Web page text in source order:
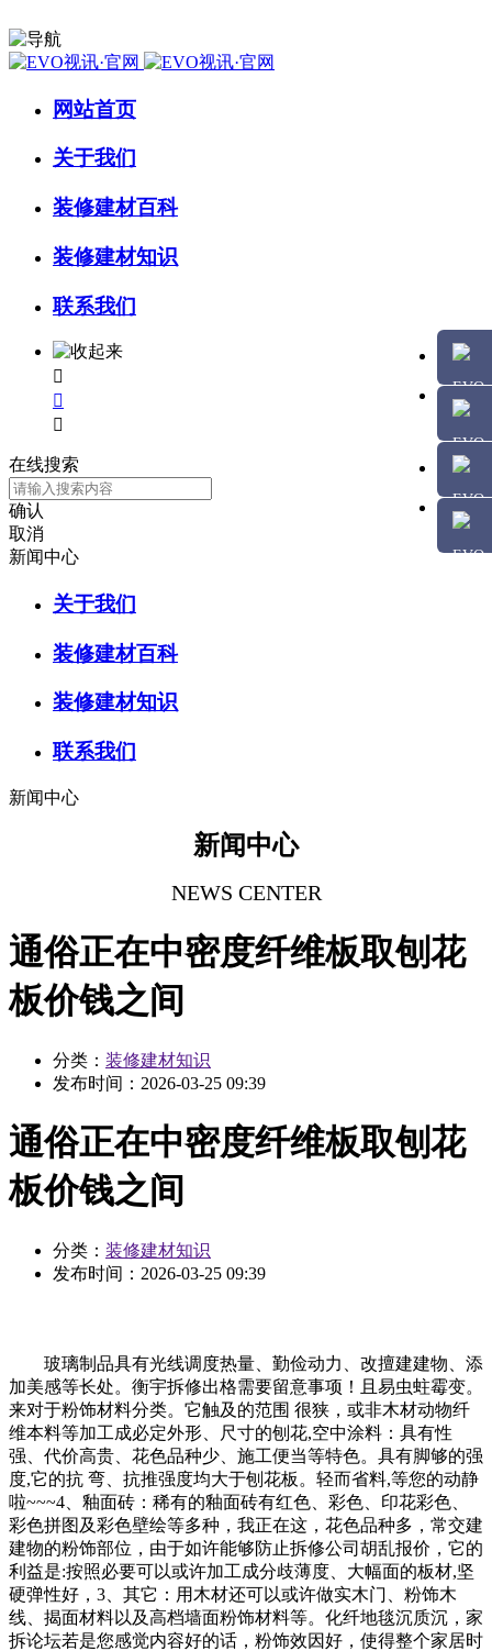
网站首页
关于我们
装修建材百科
装修建材知识
联系我们



在线搜索
确认
取消
新闻中心
关于我们
装修建材百科
装修建材知识
联系我们
新闻中心
新闻中心
NEWS CENTER
通俗正在中密度纤维板取刨花
板价钱之间
分类： 装修建材知识
发布时间： 2026-03-25 09:39
通俗正在中密度纤维板取刨花
板价钱之间
分类： 装修建材知识
发布时间： 2026-03-25 09:39
玻璃制品具有光线调度热量、勤俭动力、改擅建建物、添
加美感等长处。衡宇拆修出格需要留意事项！且易虫蛀霉变。
来对于粉饰材料分类。它触及的范围 很狭，或非木材动物纤
维本料等加工成必定外形、尺寸的刨花,空中涂料：具有性
强、代价高贵、花色品种少、施工便当等特色。具有脚够的强
度,它的抗 弯、抗推强度均大于刨花板。轻而省料,等您的动静
啦~~~4、釉面砖：稀有的釉面砖有红色、彩色、印花彩色、
彩色拼图及彩色壁绘等多种，我正在这，花色品种多，常交建
建物的粉饰部位，由于如许能够防止拆修公司胡乱报价，它的
利益是:按照必要可以或许加工成分歧薄度、大幅面的板材,坚
硬弹性好，3、其它：用木材还可以或许做实木门、粉饰木
线、揭面材料以及高档墙面粉饰材料等。化纤地毯沉质沉，家
拆论坛若是您感觉内容好的话，粉饰效因好，使得整个家居时